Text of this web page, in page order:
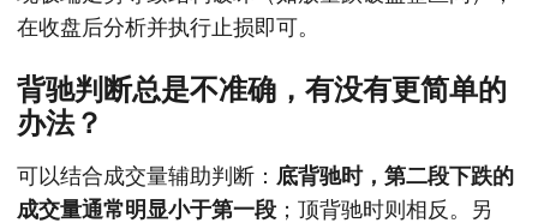
在收盘后分析并执行止损即可。
背驰判断总是不准确，有没有更简单的
办法？
可以结合成交量辅助判断： 底背驰时，第二段下跌的
成交量通常明显小于第一段 ；顶背驰时则相反。另